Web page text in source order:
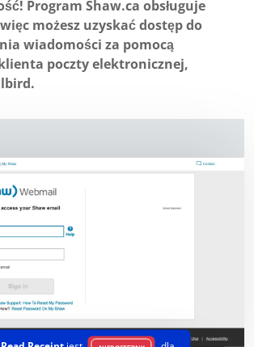
Program Shaw.ca obsługuje
możesz uzyskać dostęp do
wiadomości za pomocą
poczty elektronicznej,